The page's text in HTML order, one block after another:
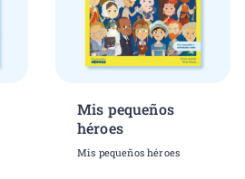
Mis pequeños
héroes
Mis pequeños héroes